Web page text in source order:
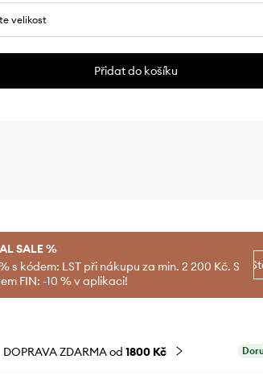
velikost
Přidat do košíku
SALE %
s kódem: LST při nákupu za min. 2 200 Kč. S
FIN: -10 % v aplikaci!
DOPRAVA ZDARMA od 1800 Kč